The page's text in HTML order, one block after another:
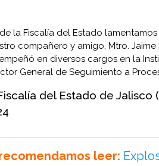
la Fiscalía del Estado
compañero y amigo, Mtro.
en diversos cargos en la
General de Seguimiento a
del Estado de Jalisco
leer: